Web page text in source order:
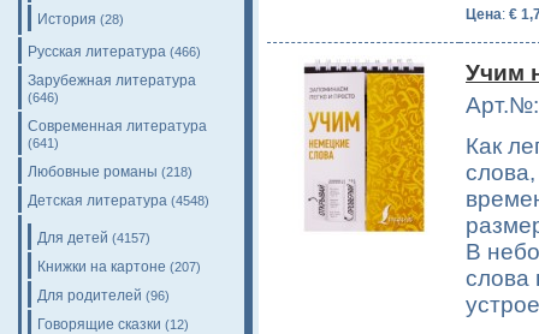
История (28)
Русская литература (466)
Зарубежная литература
(646)
Современная литература
(641)
Любовные романы (218)
Детская литература (4548)
Для детей (4157)
Книжки на картоне (207)
Для родителей (96)
Говорящие сказки (12)
Цена: €
Учим
Как
В
слова